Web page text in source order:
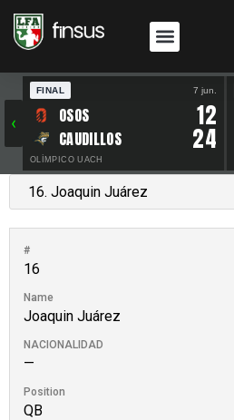
‹
FINAL 7 jun.
OSOS 12
CAUDILLOS 24
OLÍMPICO UACH
#
16
Name
Joaquin Juárez
NACIONALIDAD
—
Position
QB